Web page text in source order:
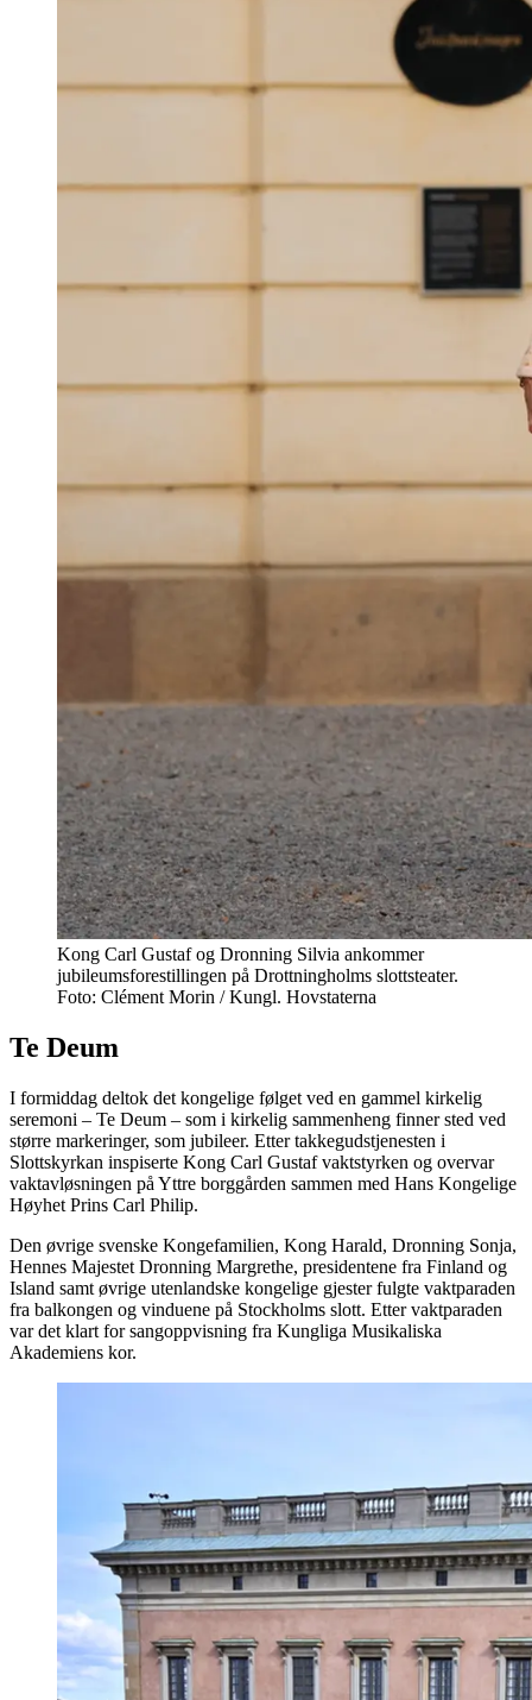
Kong Carl Gustaf og Dronning Silvia ankommer
jubileumsforestillingen på Drottningholms slottsteater.
Foto: Clément Morin / Kungl. Hovstaterna
Te Deum
I formiddag deltok det kongelige følget ved en gammel kirkelig
seremoni – Te Deum – som i kirkelig sammenheng finner sted ved
større markeringer, som jubileer. Etter takkegudstjenesten i
Slottskyrkan inspiserte Kong Carl Gustaf vaktstyrken og overvar
vaktavløsningen på Yttre borggården sammen med Hans Kongelige
Høyhet Prins Carl Philip.
Den øvrige svenske Kongefamilien, Kong Harald, Dronning Sonja,
Hennes Majestet Dronning Margrethe, presidentene fra Finland og
Island samt øvrige utenlandske kongelige gjester fulgte vaktparaden
fra balkongen og vinduene på Stockholms slott. Etter vaktparaden
var det klart for sangoppvisning fra Kungliga Musikaliska
Akademiens kor.